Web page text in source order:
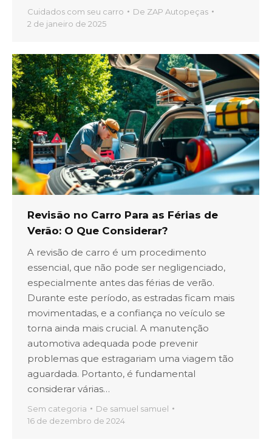
Cuidados com seu carro De ZAP Autopeças
2 de janeiro de 2025
Revisão no Carro Para as Férias de
Verão: O Que Considerar?
A revisão de carro é um procedimento
essencial, que não pode ser negligenciado,
especialmente antes das férias de verão.
Durante este período, as estradas ficam mais
movimentadas, e a confiança no veículo se
torna ainda mais crucial. A manutenção
automotiva adequada pode prevenir
problemas que estragariam uma viagem tão
aguardada. Portanto, é fundamental
considerar várias…
Sem categoria De samuel samuel
16 de dezembro de 2024